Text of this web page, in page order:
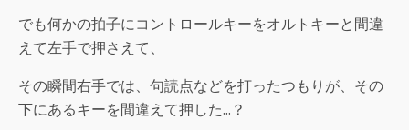
でも何かの拍子にコントロールキーをオルトキーと間違
えて左手で押さえて、
その瞬間右手では、句読点などを打ったつもりが、その
下にあるキーを間違えて押した...？